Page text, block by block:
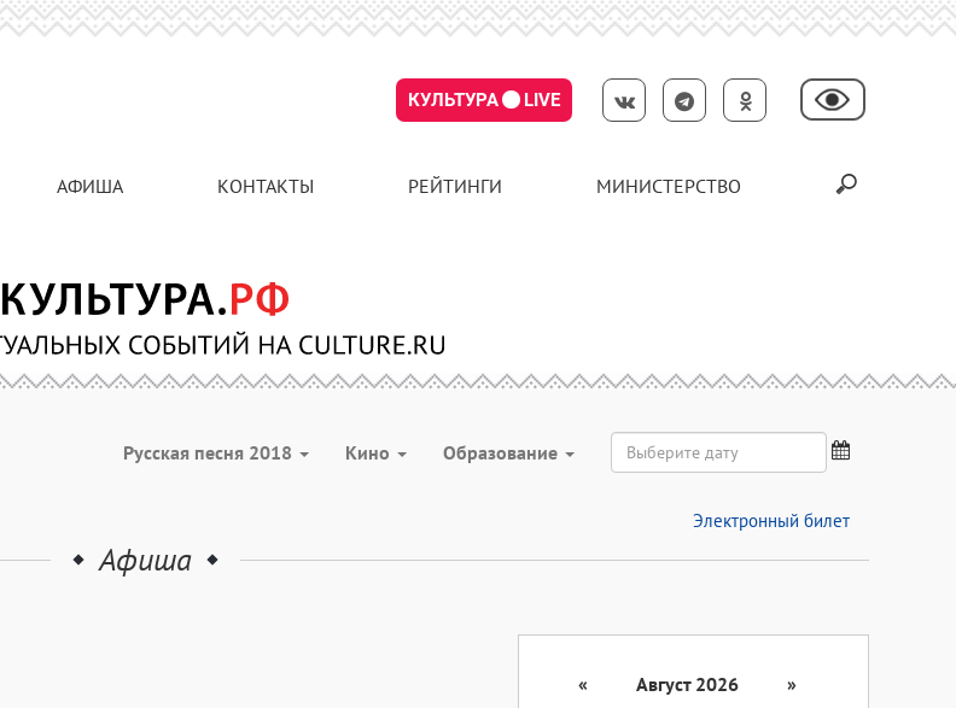
КУЛЬТУРА LIVE
АФИША КОНТАКТЫ РЕЙТИНГИ МИНИСТЕРСТВО
Русская песня 2018 Кино Образование
Электронный билет
Афиша
« Август 2026
»